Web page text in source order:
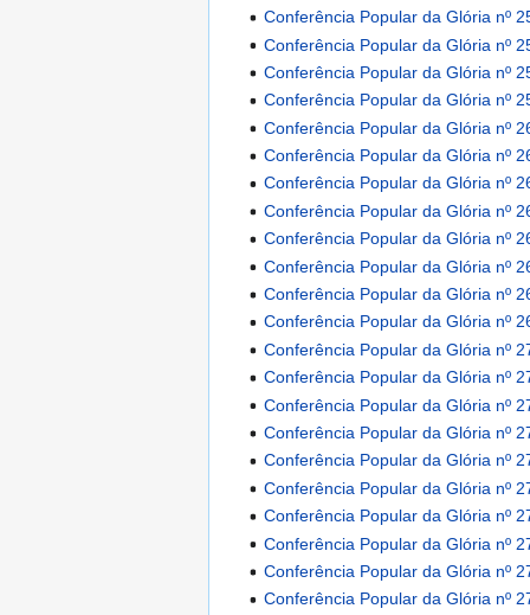
Conferência Popular da Glória nº
Conferência Popular da Glória nº
Conferência Popular da Glória nº
Conferência Popular da Glória nº
Conferência Popular da Glória nº
Conferência Popular da Glória nº
Conferência Popular da Glória nº
Conferência Popular da Glória nº
Conferência Popular da Glória nº
Conferência Popular da Glória nº
Conferência Popular da Glória nº
Conferência Popular da Glória nº
Conferência Popular da Glória nº
Conferência Popular da Glória nº
Conferência Popular da Glória nº
Conferência Popular da Glória nº
Conferência Popular da Glória nº
Conferência Popular da Glória nº
Conferência Popular da Glória nº
Conferência Popular da Glória nº
Conferência Popular da Glória nº
Conferência Popular da Glória nº